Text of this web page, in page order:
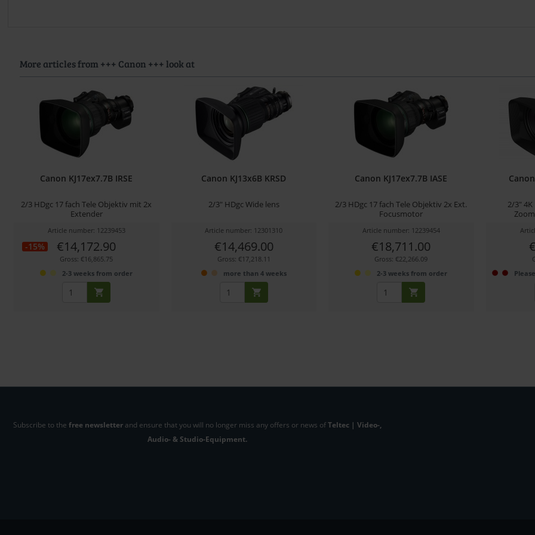
More articles from +++ Canon +++ look at
Canon KJ17ex7.7B IRSE
2/3 HDgc 17 fach Tele Objektiv mit 2x
Extender
Article number: 12239453
-15% €14,172.90
Gross: €16,865.75
2-3 weeks from order
Canon KJ13x6B KRSD
2/3" HDgc Wide lens
Article number: 12301310
€14,469.00
Gross: €17,218.11
more than 4 weeks
Canon KJ17ex7.7B IASE
2/3 HDgc 17 fach Tele Objektiv 2x Ext.
Focusmotor
Article number: 12239454
€18,711.00
Gross: €22,266.09
2-3 weeks from order
2/3"
Subscribe to the free newsletterand ensure that you will no longer miss any offers or news ofTeltec | Video-,
Audio- & Studio-Equipment.